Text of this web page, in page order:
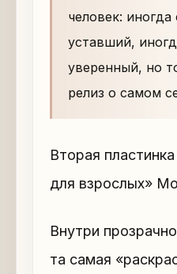
человек:
уставший,
уверенный, но
релиз о самом
Вторая
для взрослых»
Внутри
та самая